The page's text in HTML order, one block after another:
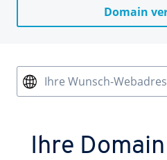
Domain
Ihre Wunsch-
Ihre